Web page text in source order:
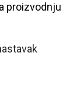
proizvodnju
godina